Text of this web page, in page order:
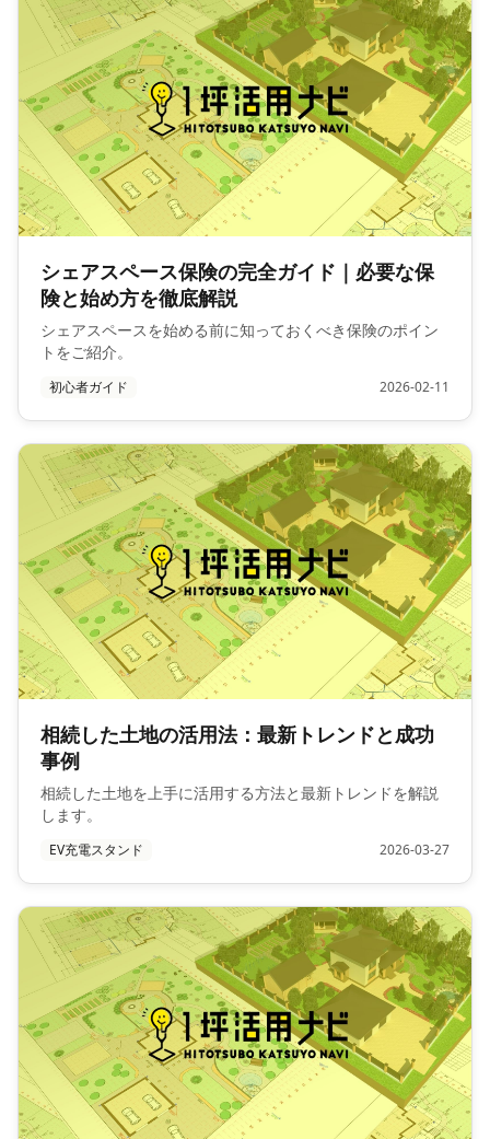
シェアスペース保険の完全ガイド｜必要な保
険と始め方を徹底解説
シェアスペースを始める前に知っておくべき保険のポイン
トをご紹介。
初心者ガイド 2026-02-11
相続した土地の活用法：最新トレンドと成功
事例
相続した土地を上手に活用する方法と最新トレンドを解説
します。
EV充電スタンド 2026-03-27